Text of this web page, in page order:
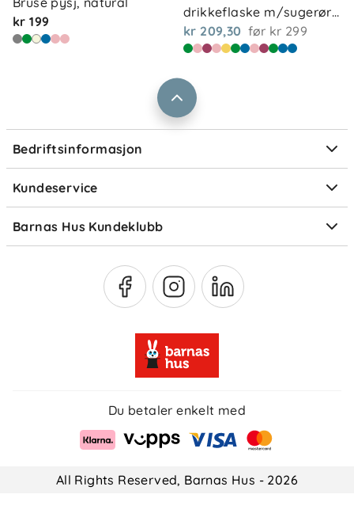
kr 199
drikkeflaske m/sugerør…
kr 209,30 før kr 299
Bedriftsinformasjon
Vårt samfunnsansvar
Jobbe i Barnas Hus
Størrelsesguider
Kundeservice
Retur og reklamasjon
Salgsbetingelser
Ofte stilte spørsmål
Om Klarna
Barnas Hus Kundeklubb
Medlemsvilkår
Du betaler enkelt med
All Rights Reserved, Barnas Hus - 2026